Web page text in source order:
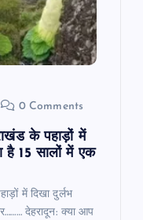
0 Comments
के पहाड़ों में
है 15 सालों में एक
में दिखा दुर्लभ
देहरादून: क्या आप